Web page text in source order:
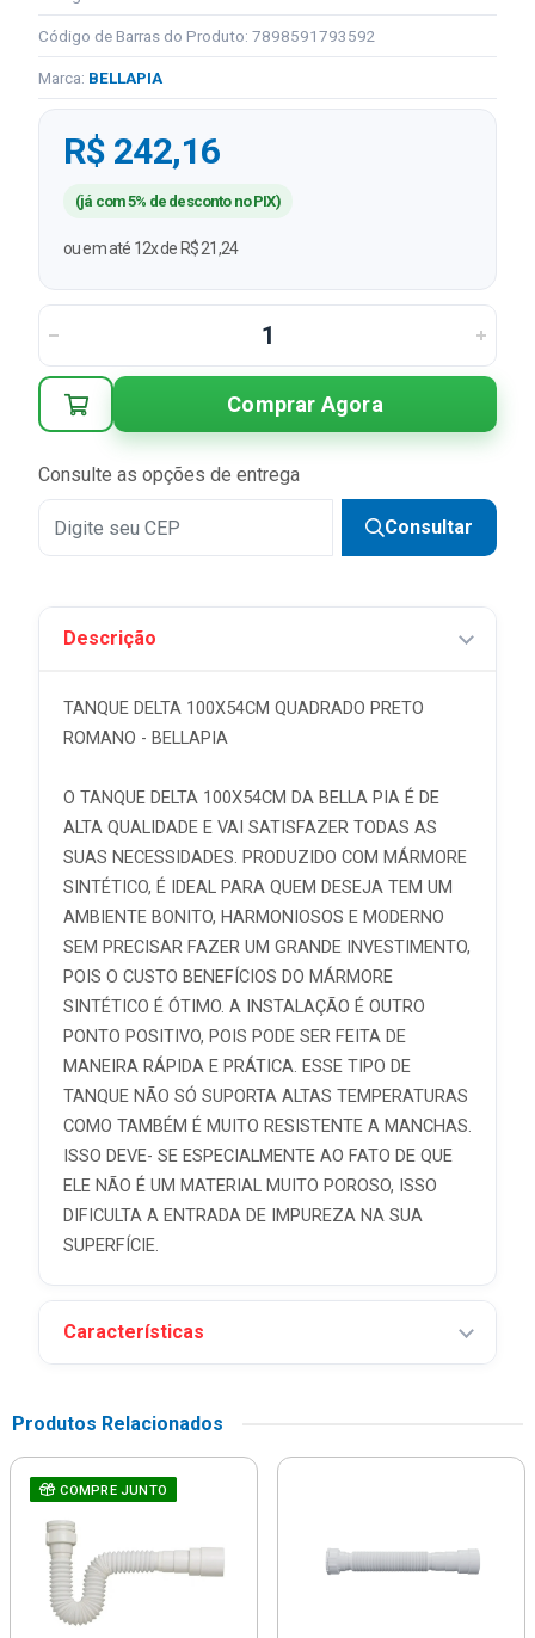
Código de Barras do Produto: 7898591793592
Marca: BELLAPIA
R$ 242,16
(já com 5% de desconto no PIX)
ou em até 12x de R$ 21,24
Comprar Agora
Consulte as opções de entrega
Consultar
Descrição
TANQUE DELTA 100X54CM QUADRADO PRETO
ROMANO - BELLAPIA
O TANQUE DELTA 100X54CM DA BELLA PIA É DE
ALTA QUALIDADE E VAI SATISFAZER TODAS AS
SUAS NECESSIDADES. PRODUZIDO COM MÁRMORE
SINTÉTICO, É IDEAL PARA QUEM DESEJA TEM UM
AMBIENTE BONITO, HARMONIOSOS E MODERNO
SEM PRECISAR FAZER UM GRANDE INVESTIMENTO,
POIS O CUSTO BENEFÍCIOS DO MÁRMORE
SINTÉTICO É ÓTIMO. A INSTALAÇÃO É OUTRO
PONTO POSITIVO, POIS PODE SER FEITA DE
MANEIRA RÁPIDA E PRÁTICA. ESSE TIPO DE
TANQUE NÃO SÓ SUPORTA ALTAS TEMPERATURAS
COMO TAMBÉM É MUITO RESISTENTE A MANCHAS.
ISSO DEVE- SE ESPECIALMENTE AO FATO DE QUE
ELE NÃO É UM MATERIAL MUITO POROSO, ISSO
DIFICULTA A ENTRADA DE IMPUREZA NA SUA
SUPERFÍCIE.
Características
Produtos Relacionados
COMPRE JUNTO